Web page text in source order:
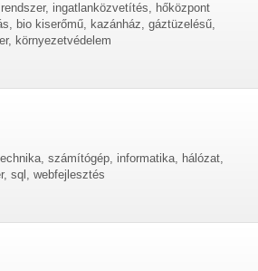
ingatlanközvetítés, hőközpont
bio kiserőmű, kazánház, gáztüzelésű,
környezetvédelem
számítógép, informatika, hálózat,
sql, webfejlesztés